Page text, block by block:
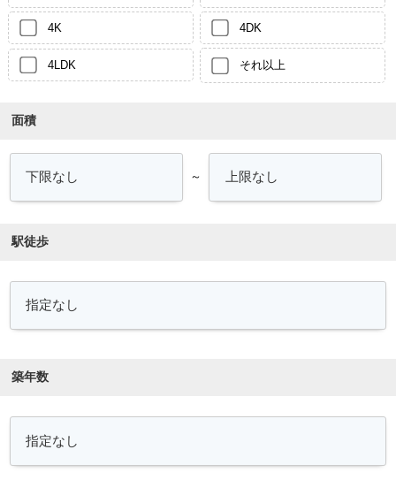
4K 4DK
4LDK それ以上
面積
～
駅徒歩
築年数